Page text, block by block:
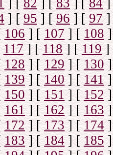
] [82] [83] [84]
] [95] [96] [97]
106] [107] [108]
117] [118] [119]
128] [129] [130]
139] [140] [141]
150] [151] [152]
161] [162] [ 163]
172] [173] [174]
183] [184] [185]